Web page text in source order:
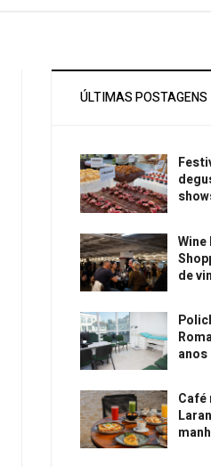
ÚLTIMAS POSTAGENS
de
anos
Café